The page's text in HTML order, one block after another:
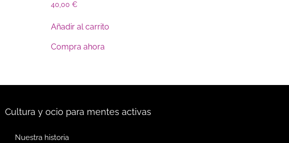
40,00 €
Añadir al carrito
Compra ahora
Cultura y ocio para mentes activas
Nuestra historia